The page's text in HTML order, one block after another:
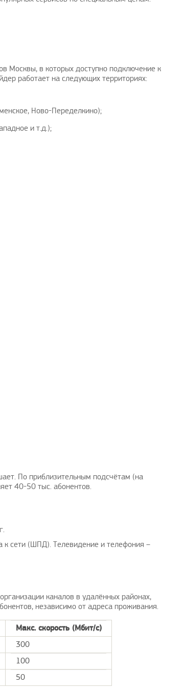
драйвера на ПК.
на мониторе…
подскажите кто нибудь как
подключить к телевизору Андроид
Москвы, в которых доступно подключение к
работает на следующих территориях:
Ново-Переделкино);
и т.д.);
По приблизительным подсчётам (на
40-50 тыс. абонентов.
к сети (ШПД). Телевидение и телефония –
каналов в удалённых районах,
независимо от адреса проживания.
Макс. скорость (Мбит/с)
300
100
50